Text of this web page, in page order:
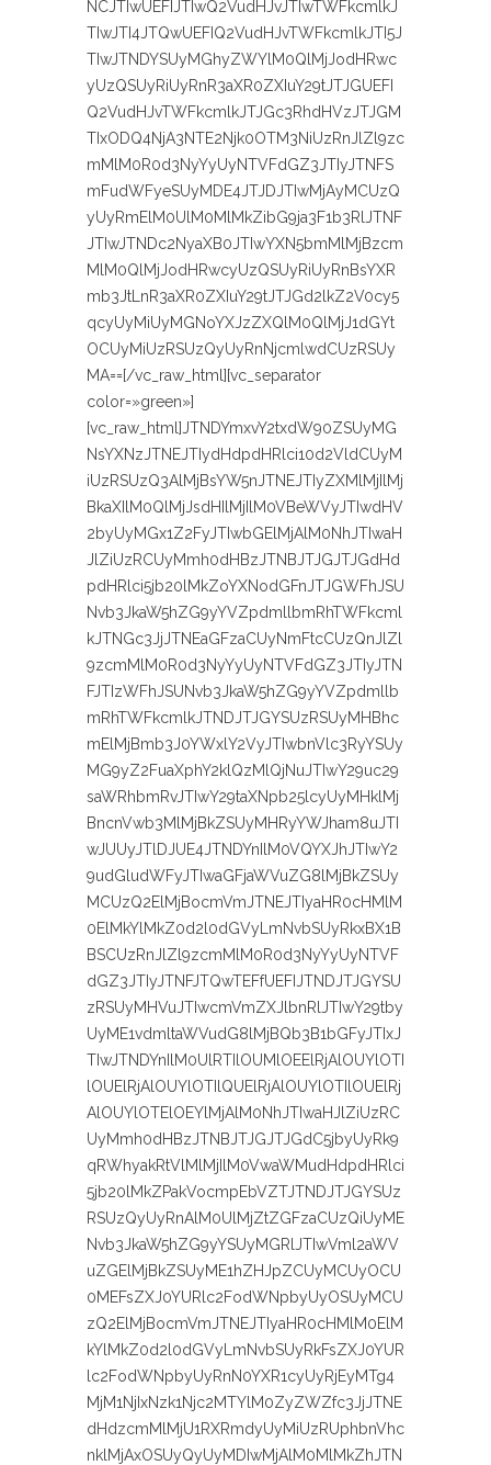
NCJTIwUEFIJTIwQ2VudHJvJTIwTWFkcmlkJ
TIwJTI4JTQwUEFIQ2VudHJvTWFkcmlkJTI5J
TIwJTNDYSUyMGhyZWYlM0QlMjJodHRwc
yUzQSUyRiUyRnR3aXR0ZXIuY29tJTJGUEFI
Q2VudHJvTWFkcmlkJTJGc3RhdHVzJTJGM
TIxODQ4NjA3NTE2Njk0OTM3NiUzRnJlZl9zc
mMlM0R0d3NyYyUyNTVFdGZ3JTIyJTNFS
mFudWFyeSUyMDE4JTJDJTIwMjAyMCUzQ
yUyRmElM0UlM0MlMkZibG9ja3F1b3RlJTNF
JTIwJTNDc2NyaXB0JTIwYXN5bmMlMjBzcm
MlM0QlMjJodHRwcyUzQSUyRiUyRnBsYXR
mb3JtLnR3aXR0ZXIuY29tJTJGd2lkZ2V0cy5
qcyUyMiUyMGNoYXJzZXQlM0QlMjJ1dGYt
OCUyMiUzRSUzQyUyRnNjcmlwdCUzRSUy
MA==[/vc_raw_html][vc_separator
color=»green»]
[vc_raw_html]JTNDYmxvY2txdW90ZSUyMG
NsYXNzJTNEJTIydHdpdHRlci10d2VldCUyM
iUzRSUzQ3AlMjBsYW5nJTNEJTIyZXMlMjIlMj
BkaXIlM0QlMjJsdHIlMjIlM0VBeWVyJTIwdHV
2byUyMGx1Z2FyJTIwbGElMjAlM0NhJTIwaH
JlZiUzRCUyMmh0dHBzJTNBJTJGJTJGdHd
pdHRlci5jb20lMkZoYXNodGFnJTJGWFhJSU
Nvb3JkaW5hZG9yYVZpdmllbmRhTWFkcml
kJTNGc3JjJTNEaGFzaCUyNmFtcCUzQnJlZl
9zcmMlM0R0d3NyYyUyNTVFdGZ3JTIyJTN
FJTIzWFhJSUNvb3JkaW5hZG9yYVZpdmllb
mRhTWFkcmlkJTNDJTJGYSUzRSUyMHBhc
mElMjBmb3J0YWxlY2VyJTIwbnVlc3RyYSUy
MG9yZ2FuaXphY2klQzMlQjNuJTIwY29uc29
saWRhbmRvJTIwY29taXNpb25lcyUyMHklMj
BncnVwb3MlMjBkZSUyMHRyYWJham8uJTI
wJUUyJTlDJUE4JTNDYnIlM0VQYXJhJTIwY2
9udGludWFyJTIwaGFjaWVuZG8lMjBkZSUy
MCUzQ2ElMjBocmVmJTNEJTIyaHR0cHMlM
0ElMkYlMkZ0d2l0dGVyLmNvbSUyRkxBX1B
BSCUzRnJlZl9zcmMlM0R0d3NyYyUyNTVF
dGZ3JTIyJTNFJTQwTEFfUEFIJTNDJTJGYSU
zRSUyMHVuJTIwcmVmZXJlbnRlJTIwY29tby
UyME1vdmltaWVudG8lMjBQb3B1bGFyJTIxJ
TIwJTNDYnIlM0UlRTIlOUMlOEElRjAlOUYlOTI
lOUElRjAlOUYlOTIlQUElRjAlOUYlOTIlOUElRj
AlOUYlOTElOEYlMjAlM0NhJTIwaHJlZiUzRC
UyMmh0dHBzJTNBJTJGJTJGdC5jbyUyRk9
qRWhyakRtVlMlMjIlM0VwaWMudHdpdHRlci
5jb20lMkZPakVocmpEbVZTJTNDJTJGYSUz
RSUzQyUyRnAlM0UlMjZtZGFzaCUzQiUyME
Nvb3JkaW5hZG9yYSUyMGRlJTIwVml2aWV
uZGElMjBkZSUyME1hZHJpZCUyMCUyOCU
0MEFsZXJ0YURlc2FodWNpbyUyOSUyMCU
zQ2ElMjBocmVmJTNEJTIyaHR0cHMlM0ElM
kYlMkZ0d2l0dGVyLmNvbSUyRkFsZXJ0YUR
lc2FodWNpbyUyRnN0YXR1cyUyRjEyMTg4
MjM1NjIxNzk1Njc2MTYlM0ZyZWZfc3JjJTNE
dHdzcmMlMjU1RXRmdyUyMiUzRUphbnVhc
nklMjAxOSUyQyUyMDIwMjAlM0MlMkZhJTN